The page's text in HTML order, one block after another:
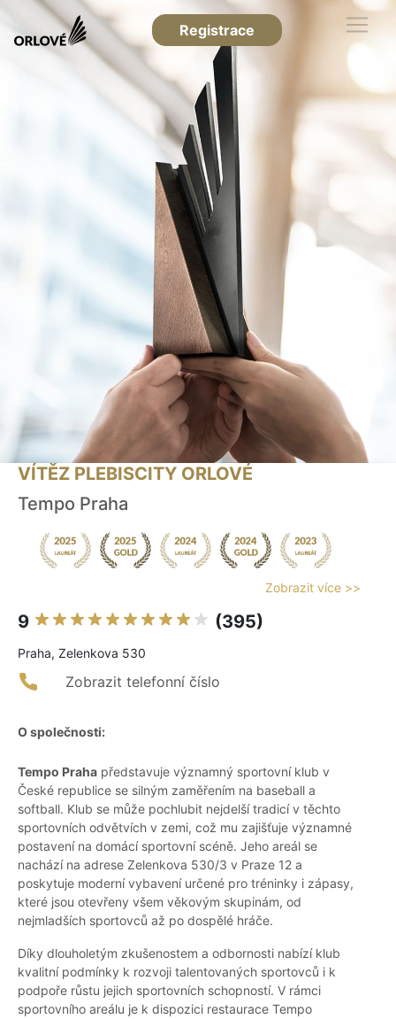
Registrace
VÍTĚZ PLEBISCITY ORLOVÉ
Tempo Praha
Zobrazit více >>
9 (395)
Praha, Zelenkova 530
Zobrazit telefonní číslo
O společnosti:
Tempo Praha představuje významný sportovní klub v
České republice se silným zaměřením na baseball a
softball. Klub se může pochlubit nejdelší tradicí v těchto
sportovních odvětvích v zemi, což mu zajišťuje významné
postavení na domácí sportovní scéně. Jeho areál se
nachází na adrese Zelenkova 530/3 v Praze 12 a
poskytuje moderní vybavení určené pro tréninky i zápasy,
které jsou otevřeny všem věkovým skupinám, od
nejmladších sportovců až po dospělé hráče.
Díky dlouholetým zkušenostem a odbornosti nabízí klub
kvalitní podmínky k rozvoji talentovaných sportovců i k
podpoře růstu jejich sportovních schopností. V rámci
sportovního areálu je k dispozici restaurace Tempo